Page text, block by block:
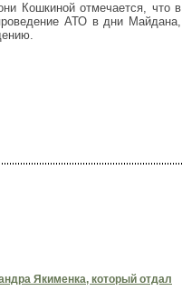
Кошкиной отмечается, что в
АТО в дни Майдана,
Якименка, который отдал